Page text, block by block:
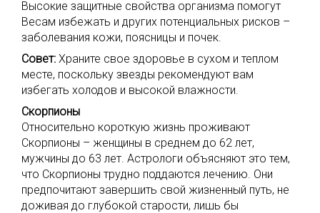
Высокие защитные свойства организма помогут
Весам избежать и других потенциальных рисков –
заболевания кожи, поясницы и почек.
Совет: Храните свое здоровье в сухом и теплом
месте, поскольку звезды рекомендуют вам
избегать холодов и высокой влажности.
Скорпионы
Относительно короткую жизнь проживают
Скорпионы – женщины в среднем до 62 лет,
мужчины до 63 лет. Астрологи объясняют это тем,
что Скорпионы трудно поддаются лечению. Они
предпочитают завершить свой жизненный путь, не
доживая до глубокой старости, лишь бы